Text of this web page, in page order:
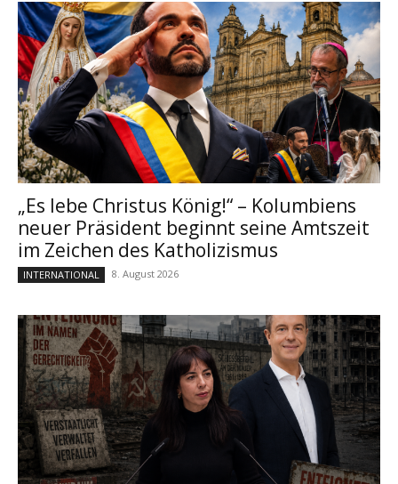
„Es lebe Christus König!“ – Kolumbiens
neuer Präsident beginnt seine Amtszeit
im Zeichen des Katholizismus
INTERNATIONAL 8. August 2026